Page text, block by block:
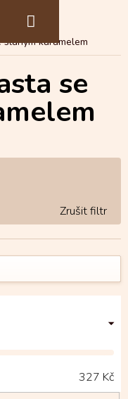
karamelem
se
327 Kč